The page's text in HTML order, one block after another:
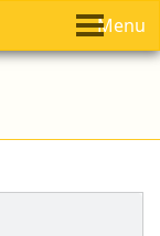
Menu